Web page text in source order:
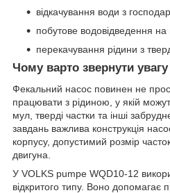
відкачування води з
побутове водовідведення на
перекачування рідини з
Чому варто звернути
Фекальний насос повинен не
працювати з рідиною, у якій
мул, тверді частки та інші
завдань важлива конструкція
корпусу, допустимий розмір
двигуна.
У VOLKS pumpe WQD10-12
відкритого типу. Воно допомагає